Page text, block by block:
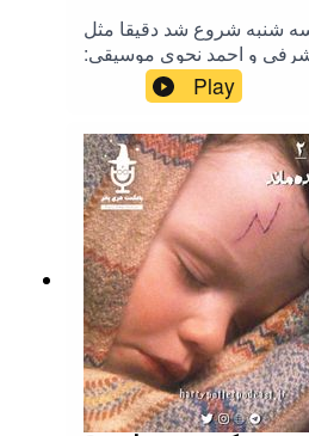
شنبه شروع شد دقیقا مثل
اشرفی و احمد نحوی موسیقی:
آلبوم هری پاتر قسمت اول
Play